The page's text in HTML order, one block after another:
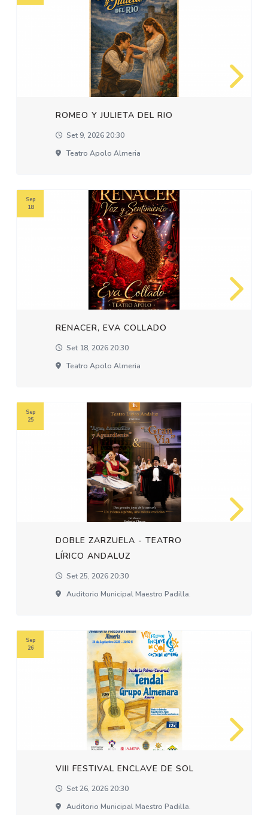
ROMEO Y JULIETA DEL RIO
Set 9, 2026 20:30
Teatro Apolo Almeria
RENACER, EVA COLLADO
Set 18, 2026 20:30
Teatro Apolo Almeria
Sep
18
DOBLE ZARZUELA - TEATRO
LÍRICO ANDALUZ
Set 25, 2026 20:30
Auditorio Municipal Maestro Padilla.
Sep
25
VIII FESTIVAL ENCLAVE DE SOL
Set 26, 2026 20:30
Auditorio Municipal Maestro Padilla.
Sep
26